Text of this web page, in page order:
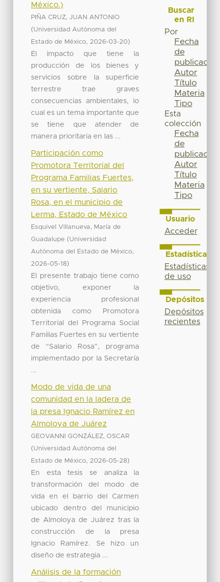
México.)
PIÑA CRUZ, JUAN ANTONIO
(Universidad Autónoma del
Estado de México, 2026-03-20)
El impacto que tiene la
producción de los bienes y
servicios sobre la superficie
terrestre trae graves
consecuencias ambientales, lo
cual es un tema importante que
se tiene que atender de
manera prioritaria en las ...
Participación como
Promotora Territorial del
Programa Familias Fuertes,
en su vertiente, Salario
Rosa, en el municipio de
Lerma, Estado de México
Esquivel Villanueva, María de
Guadalupe (Universidad
Autónoma del Estado de México,
2026-05-18)
El presente trabajo tiene como
objetivo, exponer la
experiencia profesional
obtenida como Promotora
Territorial del Programa Social
Familias Fuertes en su vertiente
de “Salario Rosa”, programa
implementado por la Secretaría
...
Modo de vida de una
comunidad en la ladera de
la presa Ignacio Ramírez en
Almoloya de Juárez
GEOVANNI GONZÁLEZ, OSCAR
(Universidad Autónoma del
Estado de México, 2026-05-28)
En esta tesis se analiza la
transformación del modo de
vida en el barrio del Carmen
ubicado dentro del municipio
de Almoloya de Juárez tras la
construcción de la presa
Ignacio Ramírez. Se hizo un
diseño de estrategia ...
Análisis de la formación
Buscar
en RI
Por
Fecha
de
publicación
Autor
Título
Materia
Tipo
Esta
colección
Fecha
de
publicación
Autor
Título
Materia
Tipo
Usuario
Acceder
Estadísticas
Estadísticas
de uso
Depósitos
Depósitos
recientes